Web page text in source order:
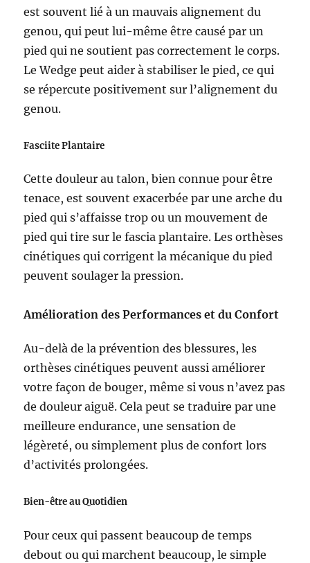
est souvent lié à un mauvais alignement du
genou, qui peut lui-même être causé par un
pied qui ne soutient pas correctement le corps.
Le Wedge peut aider à stabiliser le pied, ce qui
se répercute positivement sur l’alignement du
genou.
Fasciite Plantaire
Cette douleur au talon, bien connue pour être
tenace, est souvent exacerbée par une arche du
pied qui s’affaisse trop ou un mouvement de
pied qui tire sur le fascia plantaire. Les orthèses
cinétiques qui corrigent la mécanique du pied
peuvent soulager la pression.
Amélioration des Performances et du Confort
Au-delà de la prévention des blessures, les
orthèses cinétiques peuvent aussi améliorer
votre façon de bouger, même si vous n’avez pas
de douleur aiguë. Cela peut se traduire par une
meilleure endurance, une sensation de
légèreté, ou simplement plus de confort lors
d’activités prolongées.
Bien-être au Quotidien
Pour ceux qui passent beaucoup de temps
debout ou qui marchent beaucoup, le simple